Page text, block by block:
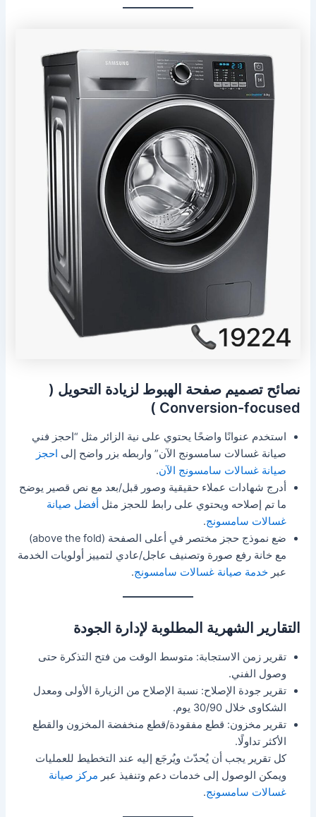
نصائح تصميم صفحة الهبوط لزيادة التحويل (
Conversion-focused )
استخدم عنوانًا واضحًا يحتوي على نية الزائر مثل “احجز فني
صيانة غسالات سامسونج الآن” واربطه بزر واضح إلى احجز
صيانة غسالات سامسونج الآن.
أدرج شهادات عملاء حقيقية وصور قبل/بعد مع نص قصير يوضح
ما تم إصلاحه ويحتوي على رابط للحجز مثل أفضل صيانة
غسالات سامسونج.
ضع نموذج حجز مختصر في أعلى الصفحة (above the fold)
مع خانة رفع صورة وتصنيف عاجل/عادي لتمييز أولويات الخدمة
عبرخدمة صيانة غسالات سامسونج.
التقارير الشهرية المطلوبة لإدارة الجودة
تقرير زمن الاستجابة: متوسط الوقت من فتح التذكرة حتى
وصول الفني.
تقرير جودة الإصلاح: نسبة الإصلاح من الزيارة الأولى ومعدل
الشكاوى خلال 30/90 يوم.
تقرير مخزون: قطع مفقودة/قطع منخفضة المخزون والقطع
الأكثر تداولًا.
كل تقرير يجب أن يُحدّث ويُرجَع إليه عند التخطيط للعمليات
ويمكن الوصول إلى خدمات دعم وتنفيذ عبر مركز صيانة
غسالات سامسونج.